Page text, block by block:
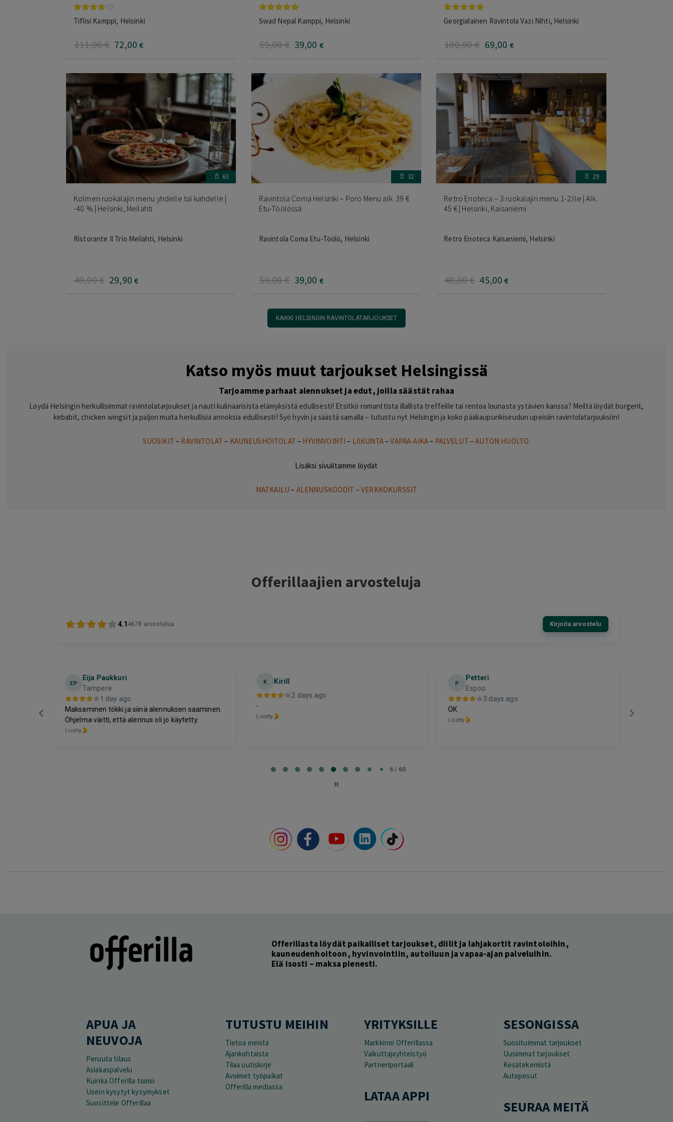
Arvostelu
tuotteesta:
Tiflisi Kamppi, Helsinki
111,00€ 72,00 €
Arvostelu
tuotteesta:
Swad Nepal Kamppi, Helsinki
59,00€ 39,00 €
Arvostelu
tuotteesta:
Georgialainen Ravintola Vazi Nihti, Helsinki
100,00€ 69,00 €
63
Kolmen ruokalajin menu yhdelle tai kahdelle |
-40 % | Helsinki, Meilahti
Ristorante Il Trio Meilahti, Helsinki
49,90€ 29,90 €
32
Ravintola Coma Helsinki – Poro Menu alk. 39 €
Etu-Töölössä
Ravintola Coma Etu-Töölö, Helsinki
59,00€ 39,00 €
29
Retro Enoteca – 3 ruokalajin menu 1-2:lle | Alk.
45 € | Helsinki, Kaisaniemi
Retro Enoteca Kaisaniemi, Helsinki
48,00€ 45,00 €
KAIKKI HELSINGIN RAVINTOLATARJOUKSET
Katso myös muut tarjoukset Helsingissä
Tarjoamme parhaat alennukset ja edut, joilla säästät rahaa
Löydä Helsingin herkullisimmat ravintolatarjoukset ja nauti kulinaarisista elämyksistä edullisesti! Etsitkö romanttista illallista treffeille tai rentoa lounasta ystävien kanssa? Meiltä löydät burgerit,
kebabit, chicken wingsit ja paljon muita herkullisia annoksia edullisesti! Syö hyvin ja säästä samalla – tutustu nyt Helsingin ja koko pääkaupunkiseudun upeisiin ravintolatarjouksiin!
SUOSIKIT – RAVINTOLAT – KAUNEUSHOITOLAT – HYVINVOINTI – LIIKUNTA–VAPAA-AIKA– PALVELUT –AUTON HUOLTO
Lisäksi sivuiltamme löydät
MATKAILU – ALENNUSKOODIT –VERKKOKURSSIT
Offerillaajien arvosteluja
4.1 4678 arvostelua Kirjoita arvostelu
EP
Eija Paukkuri
Tampere
1 day ago
Maksaminen tökki ja siinä alennuksen saaminen.
Ohjelma väitti, että alennus oli jo käytetty.
Lisätty
K
Kirill
2 days ago
-
Lisätty
P
Petteri
Espoo
3 days ago
OK
Lisätty
6 / 60
Offerillasta löydät paikalliset tarjoukset, diilit ja lahjakortit ravintoloihin,
kauneudenhoitoon, hyvinvointiin, autoiluun ja vapaa-ajan palveluihin.
Elä isosti – maksa pienesti.
APUA JA
NEUVOJA
Peruuta tilaus
Asiakaspalvelu
Kuinka Offerilla toimii
Usein kysytyt kysymykset
Suosittele Offerillaa
TUTUSTU MEIHIN
Tietoa meistä
Ajankohtaista
Tilaa uutiskirje
Avoimet työpaikat
Offerilla mediassa
YRITYKSILLE
Markkinoi Offerillassa
Vaikuttajayhteistyö
Partneriportaali
LATAA APPI
SESONGISSA
Suosituimmat tarjoukset
Uusimmat tarjoukset
Kesätekemistä
Autopesut
SEURAA MEITÄ